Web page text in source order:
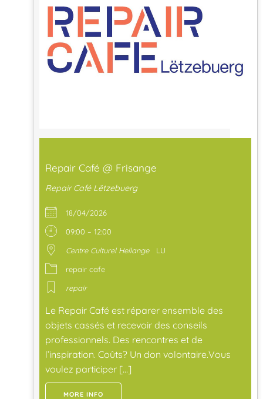
Repair Café @ Frisange
Repair Café Lëtzebuerg
18/04/2026
09:00 – 12:00
Centre Culturel Hellange
LU
repair cafe
repair
Le Repair Café est réparer ensemble des
objets cassés et recevoir des conseils
professionnels. Des rencontres et de
l’inspiration. Coûts? Un don volontaire.Vous
voulez participer […]
MORE INFO